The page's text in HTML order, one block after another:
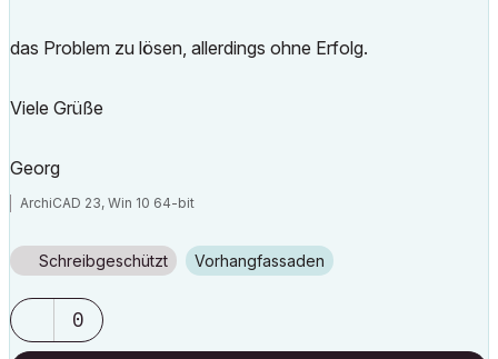
das Problem zu lösen, allerdings ohne Erfolg.
Viele Grüße
Georg
ArchiCAD 23, Win 10 64-bit
Schreibgeschützt Vorhangfassaden
0